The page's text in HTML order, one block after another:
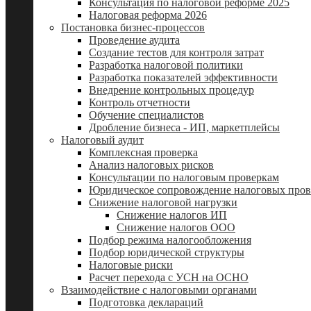
Консультация по налоговой реформе 2025
Налоговая реформа 2026
Постановка бизнес-процессов
Проведение аудита
Создание тестов для контроля затрат
Разработка налоговой политики
Разработка показателей эффективности
Внедрение контрольных процедур
Контроль отчетности
Обучение специалистов
Дробление бизнеса - ИП, маркетплейсы
Налоговый аудит
Комплексная проверка
Анализ налоговых рисков
Консультации по налоговым проверкам
Юридическое сопровождение налоговых
Снижение налоговой нагрузки
Снижение налогов ИП
Снижение налогов ООО
Подбор режима налогообложения
Подбор юридической структуры
Налоговые риски
Расчет перехода с УСН на ОСНО
Взаимодействие с налоговыми органами
Подготовка деклараций